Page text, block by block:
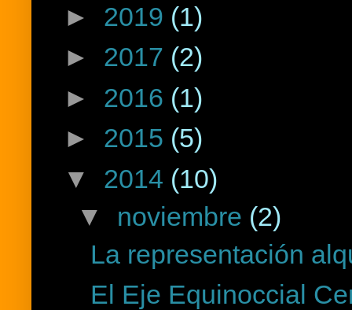
► 2019 (1)
► 2017 (2)
► 2016 (1)
► 2015 (5)
▼ 2014 (10)
▼ noviembre (2)
La representación
El Eje Equinoccial